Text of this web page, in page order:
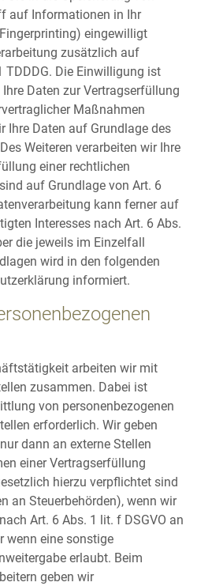
auf Informationen in Ihr
eingewilligt
zusätzlich auf
TDDDG. Die Einwilligung ist
Daten zur Vertragserfüllung
Maßnahmen
Ihre Daten auf Grundlage des
Weiteren verarbeiten wir Ihre
einer rechtlichen
auf Grundlage von Art. 6
kann ferner auf
Interesses nach Art. 6 Abs.
die jeweils im Einzelfall
wird in den folgenden
informiert.
arbeiten wir mit
zusammen. Dabei ist
von personenbezogenen
erforderlich. Wir geben
dann an externe Stellen
einer Vertragserfüllung
hierzu verpflichtet sind
an Steuerbehörden), wenn wir
Art. 6 Abs. 1 lit. f DSGVO an
wenn eine sonstige
erlaubt. Beim
geben wir